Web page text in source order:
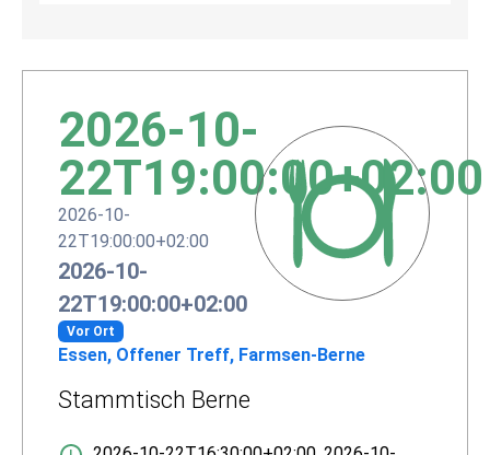
2026-10-
22T19:00:00+02:00
2026-10-
22T19:00:00+02:00
2026-10-
22T19:00:00+02:00
Essen, Offener Treff, Farmsen-Berne
Vor Ort
Stammtisch Berne